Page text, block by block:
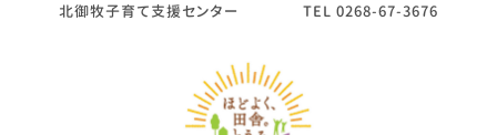
北御牧子育て支援センター
TEL 0268-67-3676